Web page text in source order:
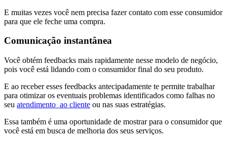
E muitas vezes você nem precisa fazer contato com esse consumidor
para que ele feche uma compra.
Comunicação instantânea
Você obtém feedbacks mais rapidamente nesse modelo de negócio,
pois você está lidando com o consumidor final do seu produto.
E ao receber esses feedbacks antecipadamente te permite trabalhar
para otimizar os eventuais problemas identificados como falhas no
seu atendimento ao cliente ou nas suas estratégias.
Essa também é uma oportunidade de mostrar para o consumidor que
você está em busca de melhoria dos seus serviços.